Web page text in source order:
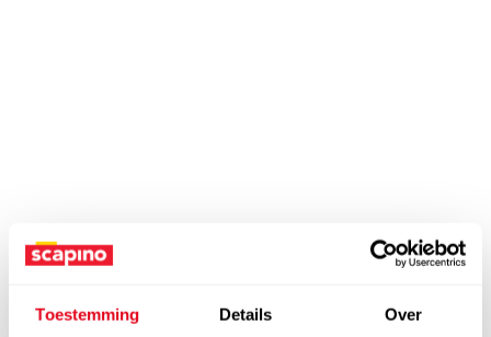
Toestemming Details Over